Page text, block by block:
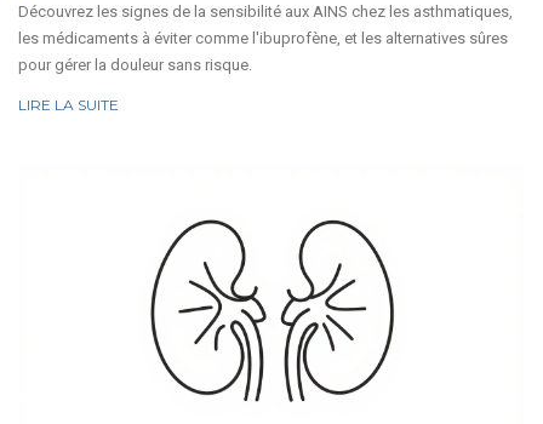
Découvrez les signes de la sensibilité aux AINS chez les asthmatiques,
les médicaments à éviter comme l'ibuprofène, et les alternatives sûres
pour gérer la douleur sans risque.
LIRE LA SUITE